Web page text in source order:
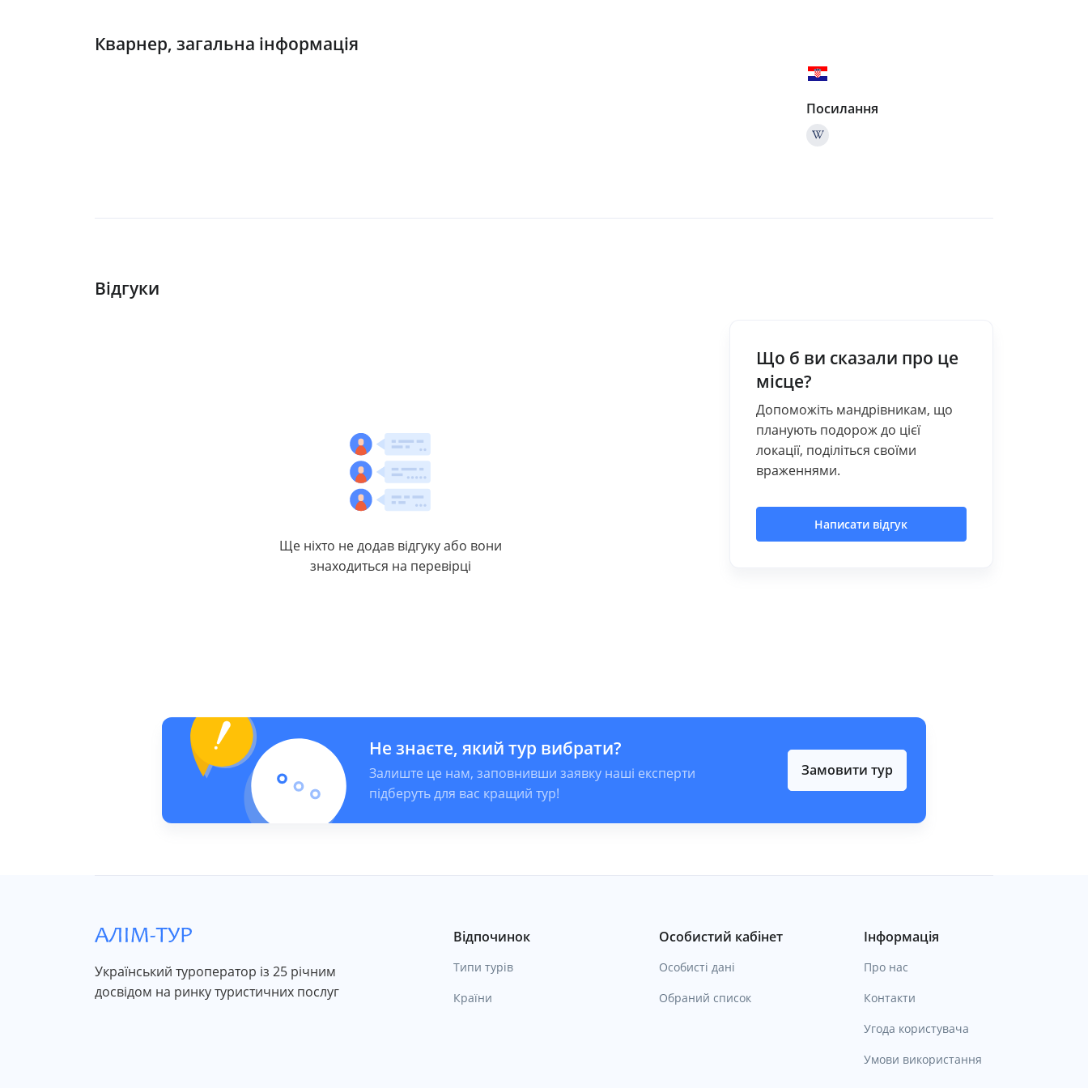
Кварнер, загальна інформація
Посилання
Відгуки
Ще ніхто не додав відгуку або вони
знаходиться на перевірці
Що б ви сказали про це
місце?
Допоможіть мандрівникам, що
планують подорож до цієї
локації, поділіться своїми
враженнями.
Написати відгук
Не знаєте, який тур вибрати?
Залиште це нам, заповнивши заявку наші експерти
підберуть для вас кращий тур!
Замовити тур
Український туроператор із 25 річним
досвідом на ринку туристичних послуг
Відпочинок
Типи турів
Країни
Особистий кабінет
Особисті дані
Обраний список
Інформація
Про нас
Контакти
Угода користувача
Умови використання